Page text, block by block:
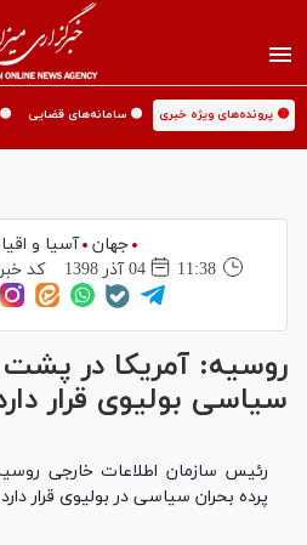
🟡 پرونده‌های ویژه خبری 🟡 سامانه‌های قضایی
جهان
آسیا و
11:38
04 آذر 1398 کد
روسیه: آمریکا در پشت
سیاسی بولیوی قرار
رئیس سازمان اطلاعات خارجی
پرده بحران سیاسی در بولیوی قرار